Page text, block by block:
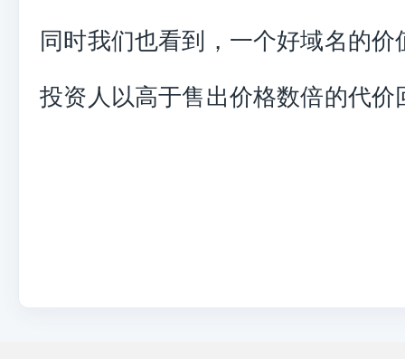
同时我们也看到，一个好域名的价
投资人以高于售出价格数倍的代价